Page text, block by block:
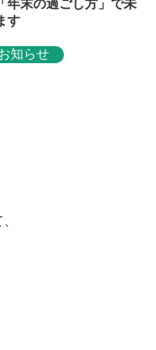
末の過ごし方」で未
す
知らせ